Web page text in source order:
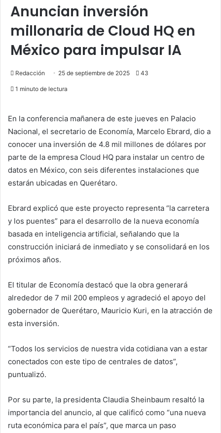
Anuncian inversión
millonaria de Cloud HQ en
México para impulsar IA
Redacción 25 de septiembre de 2025 43
1 minuto de lectura
En la conferencia mañanera de este jueves en Palacio
Nacional, el secretario de Economía, Marcelo Ebrard, dio a
conocer una inversión de 4.8 mil millones de dólares por
parte de la empresa Cloud HQ para instalar un centro de
datos en México, con seis diferentes instalaciones que
estarán ubicadas en Querétaro.
Ebrard explicó que este proyecto representa “la carretera
y los puentes” para el desarrollo de la nueva economía
basada en inteligencia artificial, señalando que la
construcción iniciará de inmediato y se consolidará en los
próximos años.
El titular de Economía destacó que la obra generará
alrededor de 7 mil 200 empleos y agradeció el apoyo del
gobernador de Querétaro, Mauricio Kuri, en la atracción de
esta inversión.
“Todos los servicios de nuestra vida cotidiana van a estar
conectados con este tipo de centrales de datos”,
puntualizó.
Por su parte, la presidenta Claudia Sheinbaum resaltó la
importancia del anuncio, al que calificó como “una nueva
ruta económica para el país”, que marca un paso